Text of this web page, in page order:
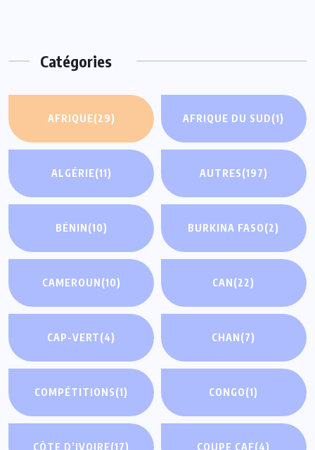
Catégories
AFRIQUE(29) AFRIQUE DU SUD(1)
ALGÉRIE(11) AUTRES(197)
BÉNIN(10) BURKINA FASO(2)
CAMEROUN(10) CAN(22)
CAP-VERT(4) CHAN(7)
COMPÉTITIONS(1) CONGO(1)
CÔTE D’IVOIRE(17) COUPE CAF(4)